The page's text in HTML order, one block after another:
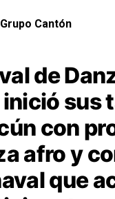
Cantón
de
sus
con
afro y
que